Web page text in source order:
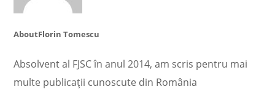
AboutFlorin Tomescu
Absolvent al FJSC în anul 2014, am scris pentru mai
multe publicații cunoscute din România